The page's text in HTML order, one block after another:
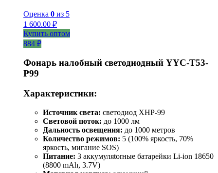
Оценка 0 из 5
1 600.00 ₽
Купить оптом
884 ₽
Фонарь налобный светодиодный YYC-T53-
P99
Характеристики:
Источник света: светодиод XHP-99
Световой поток: до 1000 лм
Дальность освещения: до 1000 метров
Количество режимов: 5 (100% яркость, 70%
яркость, мигание SOS)
Питание: 3 аккумуляtorные батарейки Li-ion 18650
(8800 mAh, 3.7V)